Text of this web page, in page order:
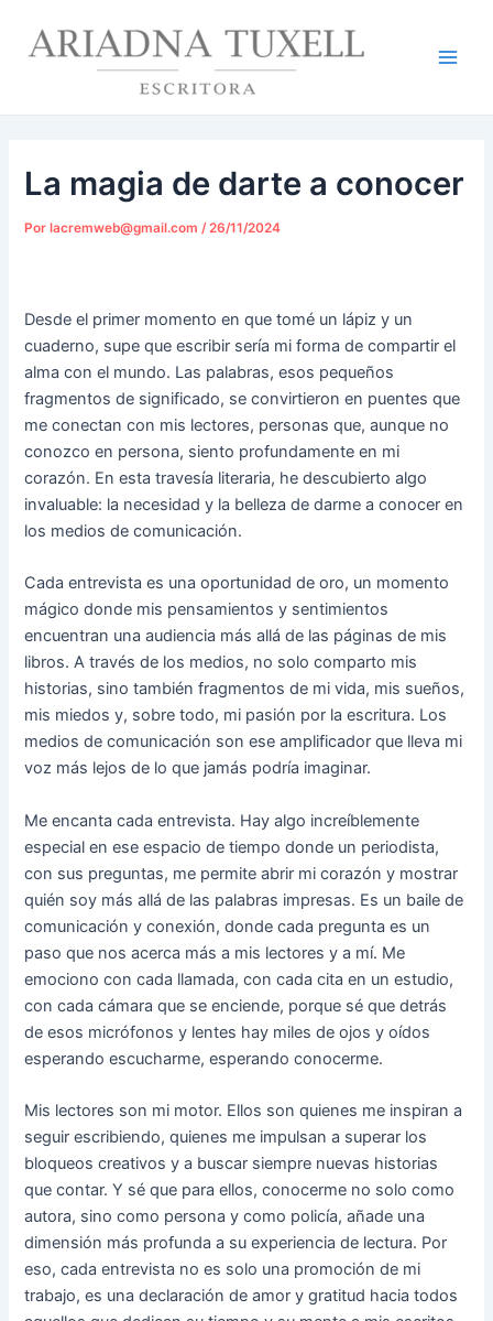
La magia de darte a conocer
Por lacremweb@gmail.com/26/11/2024
Desde el primer momento en que tomé un lápiz y un
cuaderno, supe que escribir sería mi forma de compartir el
alma con el mundo. Las palabras, esos pequeños
fragmentos de significado, se convirtieron en puentes que
me conectan con mis lectores, personas que, aunque no
conozco en persona, siento profundamente en mi
corazón. En esta travesía literaria, he descubierto algo
invaluable: la necesidad y la belleza de darme a conocer en
los medios de comunicación.
Cada entrevista es una oportunidad de oro, un momento
mágico donde mis pensamientos y sentimientos
encuentran una audiencia más allá de las páginas de mis
libros. A través de los medios, no solo comparto mis
historias, sino también fragmentos de mi vida, mis sueños,
mis miedos y, sobre todo, mi pasión por la escritura. Los
medios de comunicación son ese amplificador que lleva mi
voz más lejos de lo que jamás podría imaginar.
Me encanta cada entrevista. Hay algo increíblemente
especial en ese espacio de tiempo donde un periodista,
con sus preguntas, me permite abrir mi corazón y mostrar
quién soy más allá de las palabras impresas. Es un baile de
comunicación y conexión, donde cada pregunta es un
paso que nos acerca más a mis lectores y a mí. Me
emociono con cada llamada, con cada cita en un estudio,
con cada cámara que se enciende, porque sé que detrás
de esos micrófonos y lentes hay miles de ojos y oídos
esperando escucharme, esperando conocerme.
Mis lectores son mi motor. Ellos son quienes me inspiran a
seguir escribiendo, quienes me impulsan a superar los
bloqueos creativos y a buscar siempre nuevas historias
que contar. Y sé que para ellos, conocerme no solo como
autora, sino como persona y como policía, añade una
dimensión más profunda a su experiencia de lectura. Por
eso, cada entrevista no es solo una promoción de mi
trabajo, es una declaración de amor y gratitud hacia todos